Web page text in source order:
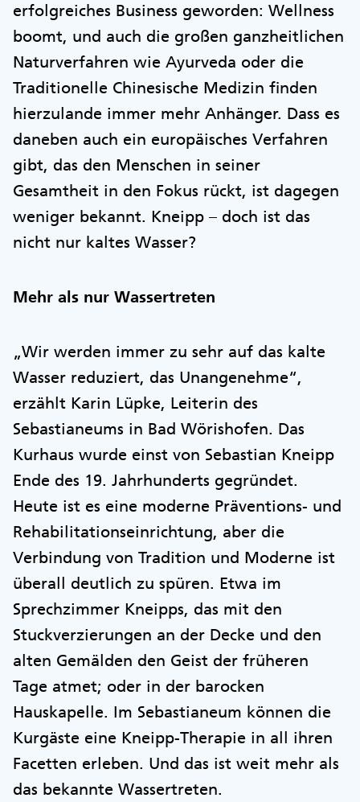
erfolgreiches Business geworden: Wellness
boomt, und auch die großen ganzheitlichen
Naturverfahren wie Ayurveda oder die
Traditionelle Chinesische Medizin finden
hierzulande immer mehr Anhänger. Dass es
daneben auch ein europäisches Verfahren
gibt, das den Menschen in seiner
Gesamtheit in den Fokus rückt, ist dagegen
weniger bekannt. Kneipp – doch ist das
nicht nur kaltes Wasser?
Mehr als nur Wassertreten
„Wir werden immer zu sehr auf das kalte
Wasser reduziert, das Unangenehme“,
erzählt Karin Lüpke, Leiterin des
Sebastianeums in Bad Wörishofen. Das
Kurhaus wurde einst von Sebastian Kneipp
Ende des 19. Jahrhunderts gegründet.
Heute ist es eine moderne Präventions- und
Rehabilitationseinrichtung, aber die
Verbindung von Tradition und Moderne ist
überall deutlich zu spüren. Etwa im
Sprechzimmer Kneipps, das mit den
Stuckverzierungen an der Decke und den
alten Gemälden den Geist der früheren
Tage atmet; oder in der barocken
Hauskapelle. Im Sebastianeum können die
Kurgäste eine Kneipp-Therapie in all ihren
Facetten erleben. Und das ist weit mehr als
das bekannte Wassertreten.